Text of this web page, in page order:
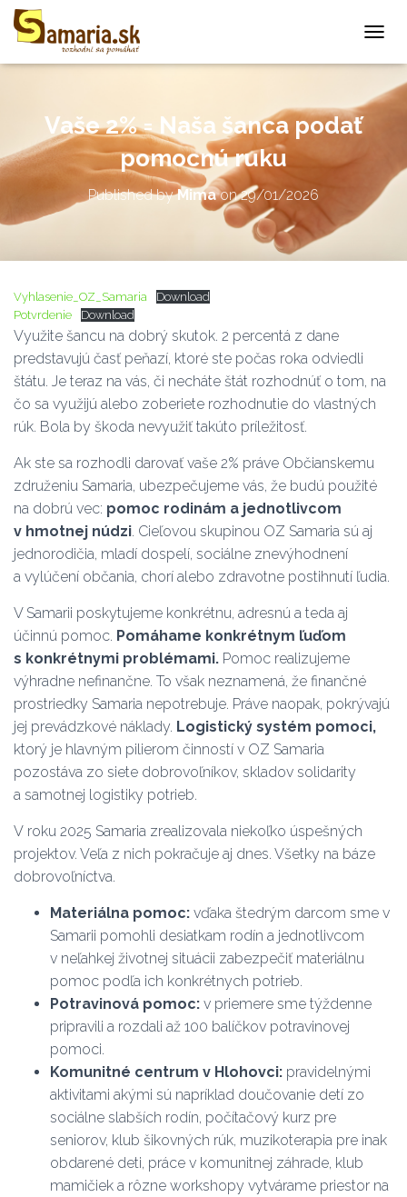
O
G
I
Vaše 2% = Naša šanca podať
pomocnú ruku
Published byMimaon29/01/2026
Vyhlasenie_OZ_Samaria
Download
Potvrdenie
Download
Využite šancu na dobrý skutok. 2 percentá z dane
predstavujú časť peňazí, ktoré ste počas roka odviedli
štátu. Je teraz na vás, či necháte štát rozhodnúť o tom, na
čo sa využijú alebo zoberiete rozhodnutie do vlastných
rúk. Bola by škoda nevyužiť takúto príležitosť.
Ak ste sa rozhodli darovať vaše 2% práve Občianskemu
združeniu Samaria, ubezpečujeme vás, že budú použité
na dobrú vec: pomoc rodinám a jednotlivcom
v hmotnej núdzi. Cieľovou skupinou OZ Samaria sú aj
jednorodičia, mladí dospelí, sociálne znevýhodnení
a vylúčení občania, chorí alebo zdravotne postihnutí ľudia.
V Samarii poskytujeme konkrétnu, adresnú a teda aj
účinnú pomoc. Pomáhame konkrétnym ľuďom
s konkrétnymi problémami. Pomoc realizujeme
výhradne nefinančne. To však neznamená, že finančné
prostriedky Samaria nepotrebuje. Práve naopak, pokrývajú
jej prevádzkové náklady. Logistický systém pomoci,
ktorý je hlavným pilierom činností v OZ Samaria
pozostáva zo siete dobrovoľníkov, skladov solidarity
a samotnej logistiky potrieb.
V roku 2025 Samaria zrealizovala niekoľko úspešných
projektov. Veľa z nich pokračuje aj dnes. Všetky na báze
dobrovoľníctva.
Materiálna pomoc: vďaka štedrým darcom sme v
Samarii pomohli desiatkam rodín a jednotlivcom
v neľahkej životnej situácii zabezpečiť materiálnu
pomoc podľa ich konkrétnych potrieb.
Potravinová pomoc: v priemere sme týždenne
pripravili a rozdali až 100 balíčkov potravinovej
pomoci.
Komunitné centrum v Hlohovci: pravidelnými
aktivitami akými sú napríklad doučovanie detí zo
sociálne slabších rodín, počítačový kurz pre
seniorov, klub šikovných rúk, muzikoterapia pre inak
obdarené deti, práce v komunitnej záhrade, klub
mamičiek a rôzne workshopy vytvárame priestor na